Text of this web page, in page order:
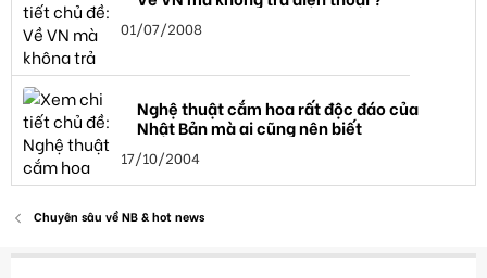
01/07/2008
Nghệ thuật cắm hoa rất độc đáo của
Nhật Bản mà ai cũng nên biết
17/10/2004
Chuyên sâu về NB & hot news